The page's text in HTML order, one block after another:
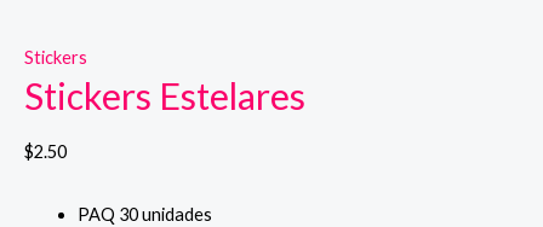
Stickers
Stickers Estelares
$2.50
PAQ 30 unidades